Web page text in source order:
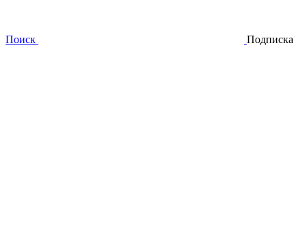
Поиск Подписка